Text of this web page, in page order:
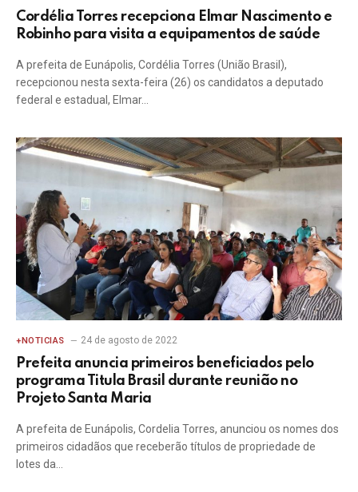
Cordélia Torres recepciona Elmar Nascimento e
Robinho para visita a equipamentos de saúde
A prefeita de Eunápolis, Cordélia Torres (União Brasil),
recepcionou nesta sexta-feira (26) os candidatos a deputado
federal e estadual, Elmar…
+NOTICIAS 24 de agosto de 2022
Prefeita anuncia primeiros beneficiados pelo
programa Titula Brasil durante reunião no
Projeto Santa Maria
A prefeita de Eunápolis, Cordelia Torres, anunciou os nomes dos
primeiros cidadãos que receberão títulos de propriedade de
lotes da…